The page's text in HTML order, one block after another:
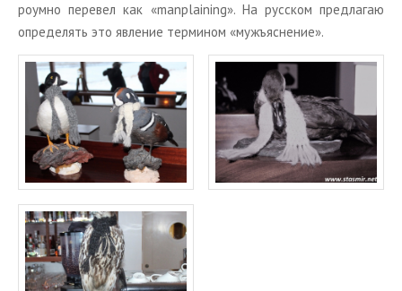
ро­ум­но пе­ре­вел как «manplaining». На рус­ском пред­ла­гаю
опре­де­лять это яв­ле­ние тер­ми­ном «мужъ­яс­не­ние».